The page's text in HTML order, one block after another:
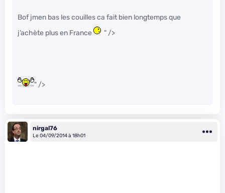
Bof jmen bas les couilles ca fait bien longtemps que
j’achète plus en France
" />
" />
nirgal76
Le 04/09/2014 à 18h01